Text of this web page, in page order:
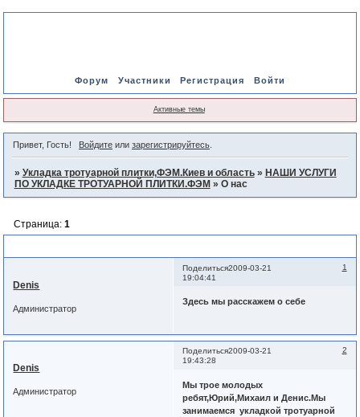
Форум Участники Регистрация Войти
Активные темы
Привет, Гость! Войдитеили зарегистрируйтесь.
» Укладка тротуарной плитки,ФЭМ.Киев и область » НАШИ УСЛУГИ
ПО УКЛАДКЕ ТРОТУАРНОЙ ПЛИТКИ.ФЭМ » О нас
Страница: 1
Поделиться 1
2009-03-21
19:04:41
Denis
Администратор
Здесь мы расскажем о себе
Поделиться 2
2009-03-21
19:43:28
Denis
Администратор
Мы трое молодых
ребят,Юрий,Михаил и Денис.Мы
занимаемся укладкой тротуарной